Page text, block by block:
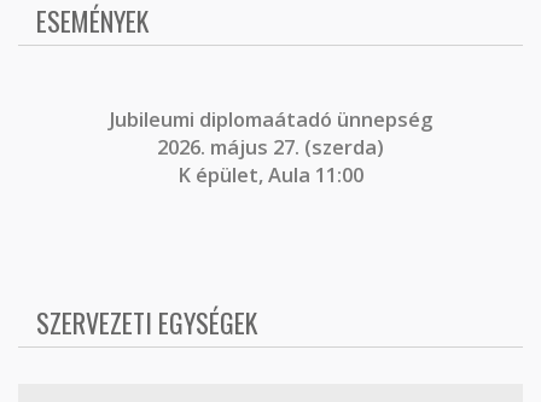
ESEMÉNYEK
Jubileumi diplomaátadó ünnepség
2026. május 27. (szerda)
K épület, Aula 11:00
SZERVEZETI EGYSÉGEK